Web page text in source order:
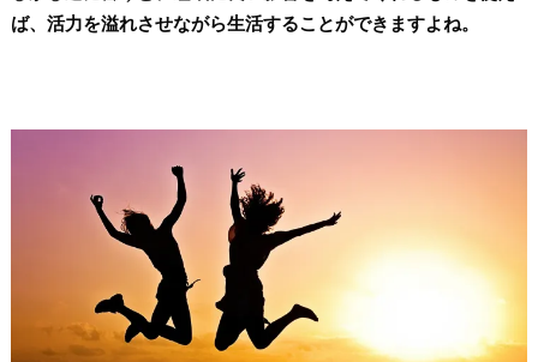
ば、活力を溢れさせながら生活することができますよね。